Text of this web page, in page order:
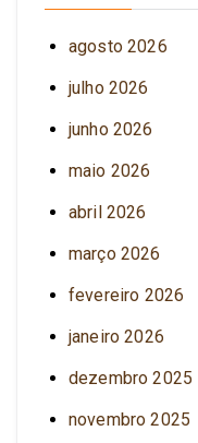
agosto 2026
julho 2026
junho 2026
maio 2026
abril 2026
março 2026
fevereiro 2026
janeiro 2026
dezembro 2025
novembro 2025